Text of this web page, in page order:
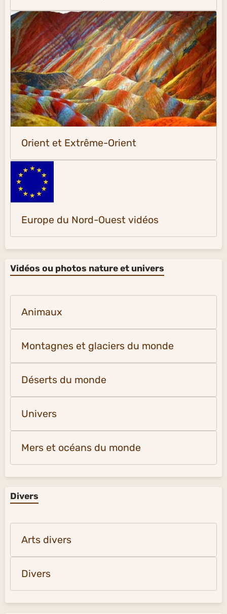
Orient et Extrême-Orient
Europe du Nord-Ouest vidéos
Vidéos ou photos nature et univers
Animaux
Montagnes et glaciers du monde
Déserts du monde
Univers
Mers et océans du monde
Divers
Arts divers
Divers